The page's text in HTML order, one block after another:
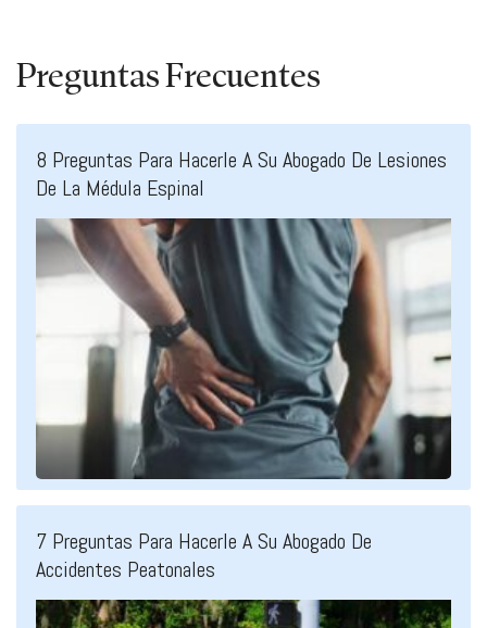
Preguntas Frecuentes
8 Preguntas Para Hacerle A Su Abogado De Lesiones
De La Médula Espinal
7 Preguntas Para Hacerle A Su Abogado De
Accidentes Peatonales